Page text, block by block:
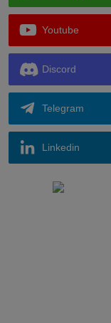
Youtube
Discord
Telegram
Linkedin